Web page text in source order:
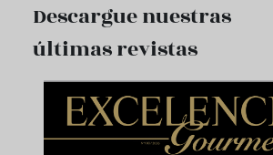
Descargue nuestras
últimas revistas